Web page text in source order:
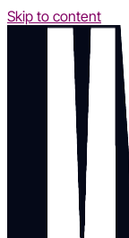
Skip to content